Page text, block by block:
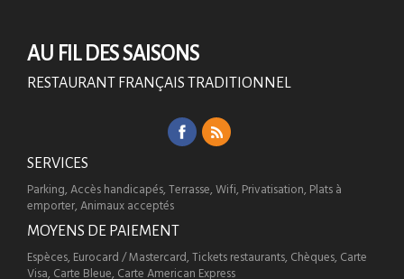
AU FIL DES SAISONS
RESTAURANT FRANÇAIS TRADITIONNEL
SERVICES
Parking, Accès handicapés, Terrasse, Wifi, Privatisation, Plats à
emporter, Animaux acceptés
MOYENS DE PAIEMENT
Espèces, Eurocard / Mastercard, Tickets restaurants, Chèques, Carte
Visa, Carte Bleue, Carte American Express